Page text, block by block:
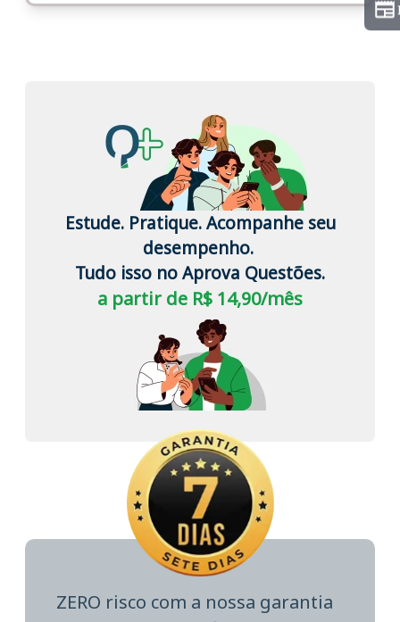
Estude. Pratique. Acompanhe seu
desempenho.
Tudo isso no Aprova Questões.
a partir de R$ 14,90/mês
ZERO risco com a nossa garantia